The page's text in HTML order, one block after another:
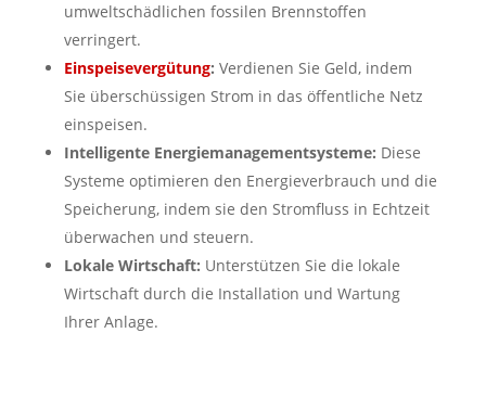
umweltschädlichen fossilen Brennstoffen
verringert.
Einspeisevergütung: Verdienen Sie Geld, indem
Sie überschüssigen Strom in das öffentliche Netz
einspeisen.
Intelligente Energiemanagementsysteme: Diese
Systeme optimieren den Energieverbrauch und die
Speicherung, indem sie den Stromfluss in Echtzeit
überwachen und steuern.
Lokale Wirtschaft: Unterstützen Sie die lokale
Wirtschaft durch die Installation und Wartung
Ihrer Anlage.